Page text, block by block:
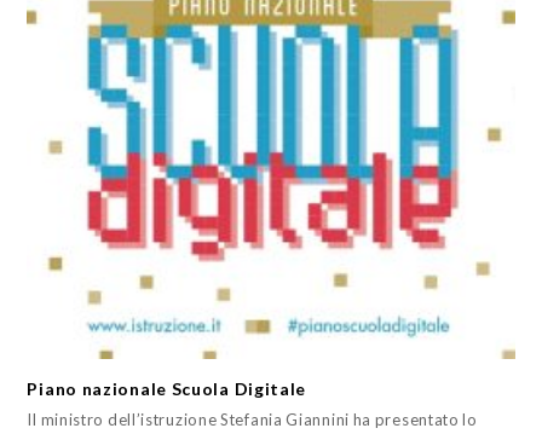
Piano nazionale Scuola Digitale
Il ministro dell’istruzione Stefania Giannini ha presentato lo